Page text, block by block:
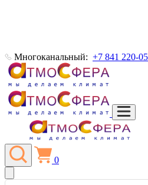
Многоканальный: +7 841 220-
0